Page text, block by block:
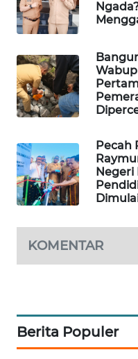
Pecah
Negeri
KOMENTAR
Berita Populer
LKKI
PORTAL
KONSUMEN
ALPERKLINAS
TAMBANG
NEWS
NEWS
SIDIKALANG